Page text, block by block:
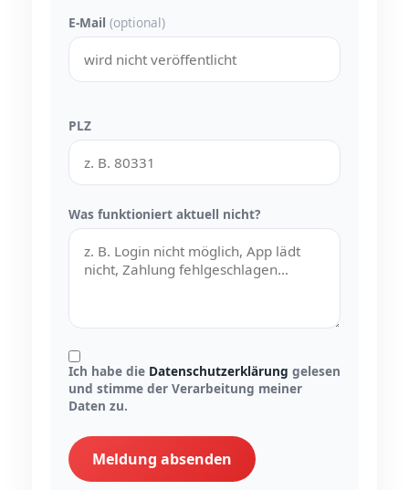
E-Mail (optional)
PLZ
Was funktioniert aktuell nicht?
Ich habe die Datenschutzerklärung gelesen
und stimme der Verarbeitung meiner
Daten zu.
Meldung absenden